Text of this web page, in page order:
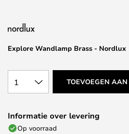
de
gallerij
Explore Wandlamp Brass - Nordlux
1 TOEVOEGEN
Informatie over levering
Op voorraad